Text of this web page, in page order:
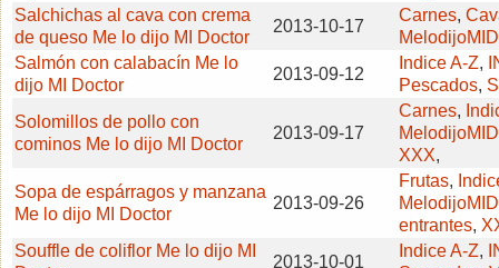
Salchichas al cava con crema
de queso Me lo dijo MI Doctor
2013-10-17
Carnes,
Salmón con calabacín Me lo
dijo MI Doctor
2013-09-12
Indice A-Z,
Pescados,
Solomillos de pollo con
cominos Me lo dijo MI Doctor
2013-09-17
Carnes,
XXX,
Sopa de espárragos y manzana
Me lo dijo MI Doctor
2013-09-26
Frutas,
entrantes,
Souffle de coliflor Me lo dijo MI
2013-10-01
Indice A-Z,